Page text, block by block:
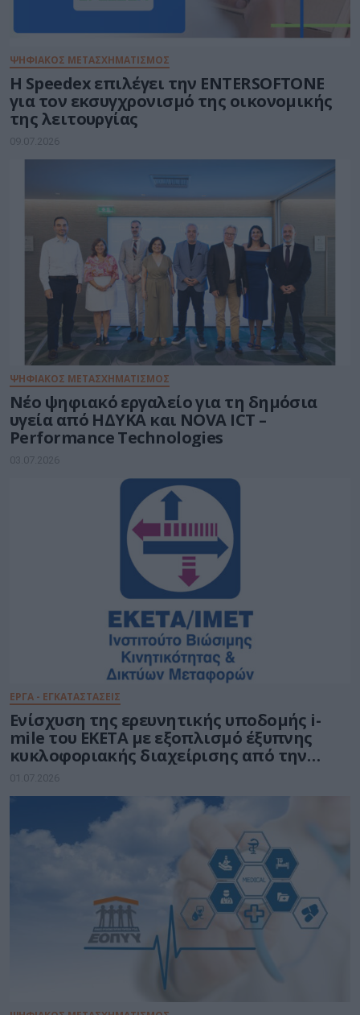
ΨΗΦΙΑΚΟΣ ΜΕΤΑΣΧΗΜΑΤΙΣΜΟΣ
Η Speedex επιλέγει την ENTERSOFTONE
για τον εκσυγχρονισμό της οικονομικής
της λειτουργίας
09.07.2026
ΨΗΦΙΑΚΟΣ ΜΕΤΑΣΧΗΜΑΤΙΣΜΟΣ
Νέο ψηφιακό εργαλείο για τη δημόσια
υγεία από ΗΔΥΚΑ και NOVA ICT –
Performance Technologies
03.07.2026
ΕΡΓΑ - ΕΓΚΑΤΑΣΤΑΣΕΙΣ
Ενίσχυση της ερευνητικής υποδομής i-
mile του ΕΚΕΤΑ με εξοπλισμό έξυπνης
κυκλοφοριακής διαχείρισης από την
Ένωση Εταιρειών DOTSOFT-EUR.ELEC
01.07.2026